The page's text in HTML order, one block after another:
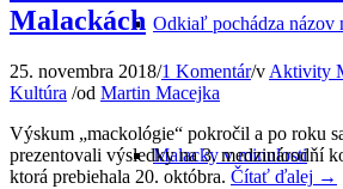
Odkiaľ pochádza názov
Malacky v minulosti
Malackách
25. novembra 2018/1 Komentár/v Aktivity
Kultúra /od Martin Macejka
Výskum „mackológie“ pokročil a po roku
prezentovali výsledky na 3. medzinárodňí
ktorá prebiehala 20. októbra. Čítať ďalej →